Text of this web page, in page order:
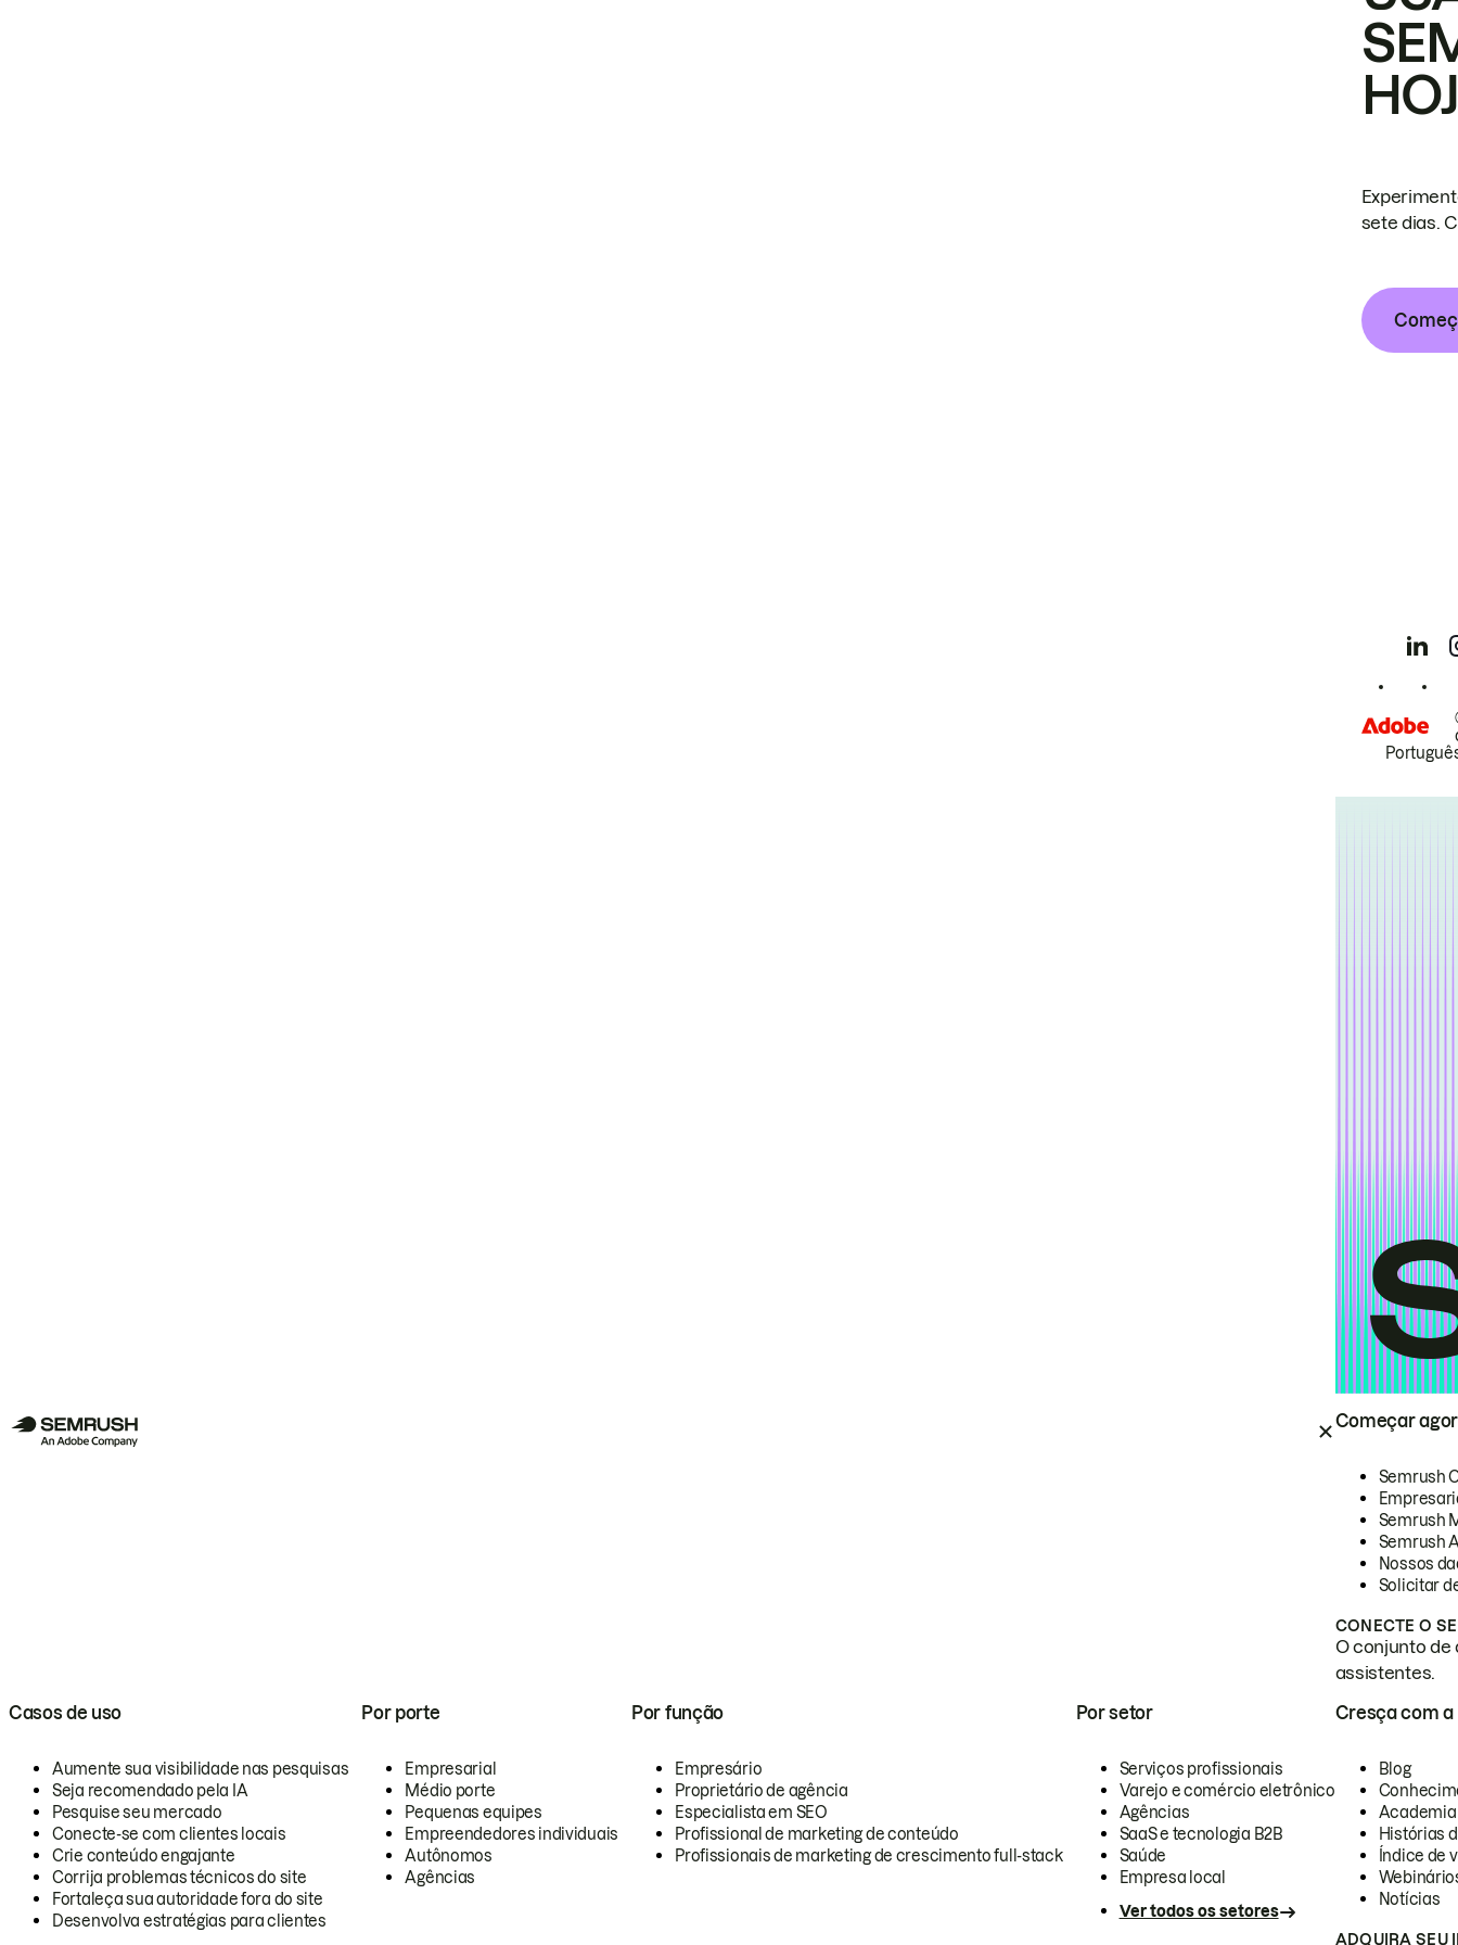
Começar
Semrush
Semrush
Semrush
Nossos
Solicitar
CONECTE O
O conjunto de
assistentes.
Casos de uso
Aumente sua visibilidade nas pesquisas
Seja recomendado pela IA
Pesquise seu mercado
Conecte-se com clientes locais
Crie conteúdo engajante
Corrija problemas técnicos do site
Fortaleça sua autoridade fora do site
Desenvolva estratégias para clientes
Por porte
Empresarial
Médio porte
Pequenas equipes
Empreendedores individuais
Autônomos
Agências
Por função
Empresário
Proprietário de agência
Especialista em SEO
Profissional de marketing de conteúdo
Profissionais de marketing de crescimento full-stack
Por setor
Serviços profissionais
Varejo e comércio eletrônico
Agências
SaaS e tecnologia B2B
Saúde
Empresa local
Ver todos os setores
Cresça com a
Blog
Academia
Histórias
Índice de
Notícias
ADQUIRA SEU
sete dias.